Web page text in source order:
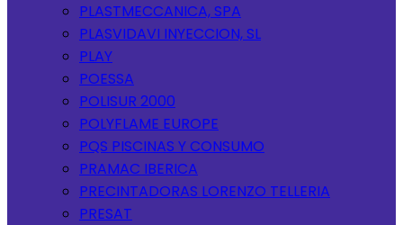
PLASTMECCANICA, SPA
PLASVIDAVI INYECCION, SL
PLAY
POESSA
POLISUR 2000
POLYFLAME EUROPE
PQS PISCINAS Y CONSUMO
PRAMAC IBERICA
PRECINTADORAS LORENZO TELLERIA
PRESAT